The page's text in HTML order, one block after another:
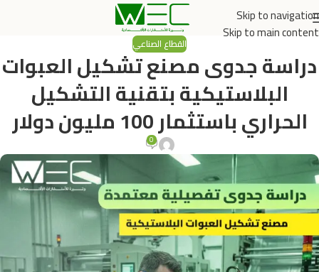
Skip to navigation
Skip to main content
القطاع الصناعي
دراسة جدوى مصنع تشكيل العبوات
البلاستيكية بتقنية التشكيل
الحراري باستثمار 100 مليون دولار 0